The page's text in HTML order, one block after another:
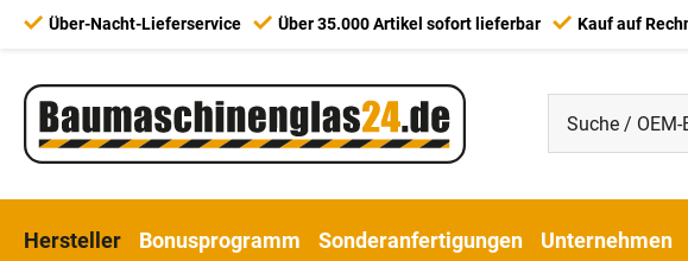
Über-Nacht-Lieferservice Über 35.000 Artikel sofort lieferbar Kauf auf
Hersteller Bonusprogramm Sonderanfertigungen Unternehmen